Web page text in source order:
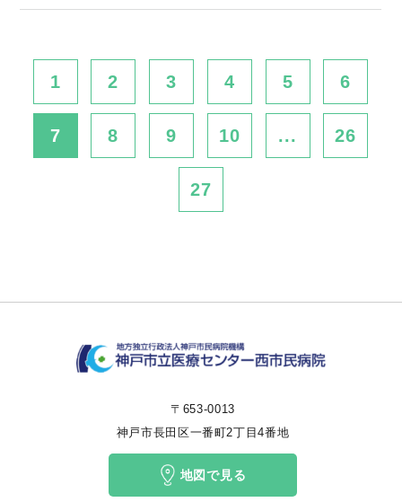
1 2 3 4 5 6
7 8 9 10 ... 26
27
〒653-0013
神戸市長田区一番町2丁目4番地
地図で見る